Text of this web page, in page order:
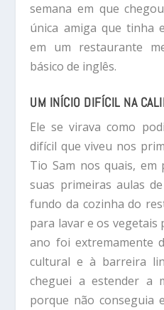
semana em que
única amiga que tinha
em um restaurante
básico de inglês.
UM INÍCIO DIFÍCIL NA
Ele se virava como
difícil que viveu nos
Tio Sam nos quais, em
suas primeiras aulas
fundo da cozinha do
para lavar e os vegetais
ano foi extremamente
cultural e à barreira
cheguei a estender a
porque não conseguia